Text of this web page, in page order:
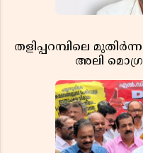
തളിപ്പറമ്പിലെ
അലി